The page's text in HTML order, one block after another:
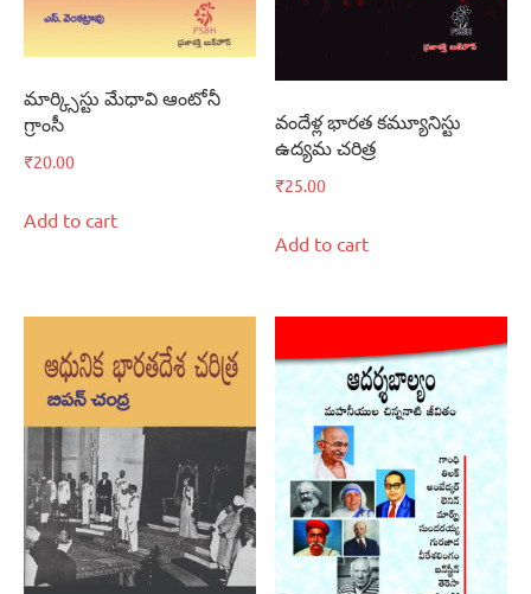
మార్క్సిస్టు మేధావి ఆంటోనీ
గ్రాంసీ
₹20.00
Add to cart
వందేళ్ల భారత కమ్యూనిస్టు
ఉద్యమ చరిత్ర
₹25.00
Add to cart